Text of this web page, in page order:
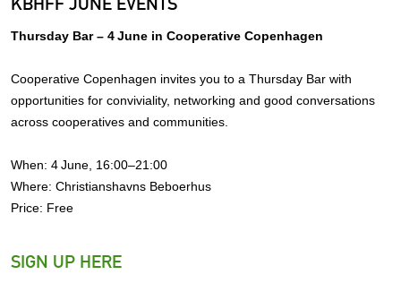
Thursday Bar – 4 June in Cooperative Copenhagen
Cooperative Copenhagen invites you to a Thursday Bar with
opportunities for conviviality, networking and good conversations
across cooperatives and communities.
When: 4 June, 16:00–21:00
Where: Christianshavns Beboerhus
Price: Free
SIGN UP HERE